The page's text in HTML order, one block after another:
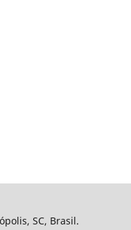
SC, Brasil.